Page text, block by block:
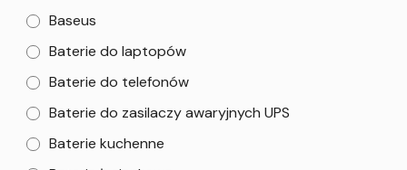
Baseus
Baterie do laptopów
Baterie do telefonów
Baterie do zasilaczy awaryjnych UPS
Baterie kuchenne